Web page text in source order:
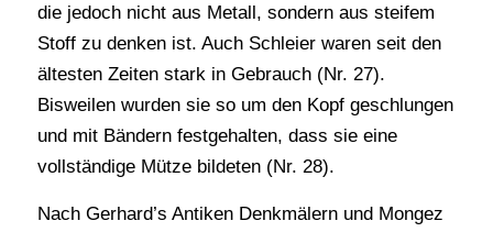
die jedoch nicht aus Metall, sondern aus steifem
Stoff zu denken ist. Auch Schleier waren seit den
ältesten Zeiten stark in Gebrauch (Nr. 27).
Bisweilen wurden sie so um den Kopf geschlungen
und mit Bändern festgehalten, dass sie eine
vollständige Mütze bildeten (Nr. 28).
Nach Gerhard’s Antiken Denkmälern und Mongez